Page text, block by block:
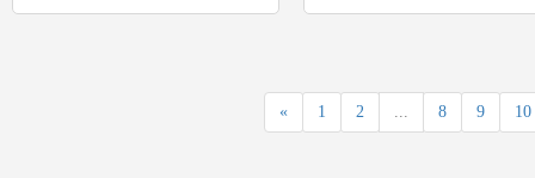
« 1 2 ... 8 9 10